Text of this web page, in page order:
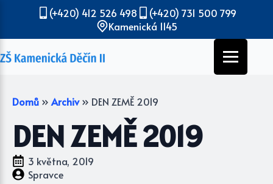
(+420) 412 526 498
(+420) 731 500 799
Kamenická 1145
Domů » Archiv » DEN ZEMĚ 2019
DEN ZEMĚ 2019
3 května, 2019
Spravce